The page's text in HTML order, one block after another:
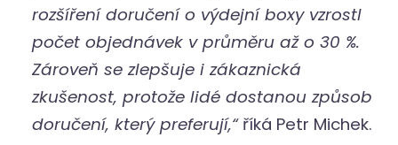
rozšíření doručení o výdejní boxy vzrostl
počet objednávek v průměru až o 30 %.
Zároveň se zlepšuje i zákaznická
zkušenost, protože lidé dostanou způsob
doručení, který preferují,“říká Petr Michek.